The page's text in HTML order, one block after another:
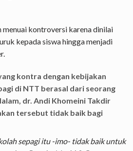
menuai kontroversi karena dinilai
kepada siswa hingga menjadi
kontra dengan kebijakan
di NTT berasal dari seorang
dr. Andi Khomeini Takdir
tersebut tidak baik bagi
sepagi itu -imo- tidak baik untuk